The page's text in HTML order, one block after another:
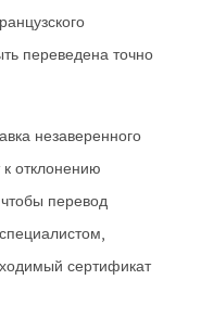
переведена точно
незаверенного
отклонению
перевод
сертификат